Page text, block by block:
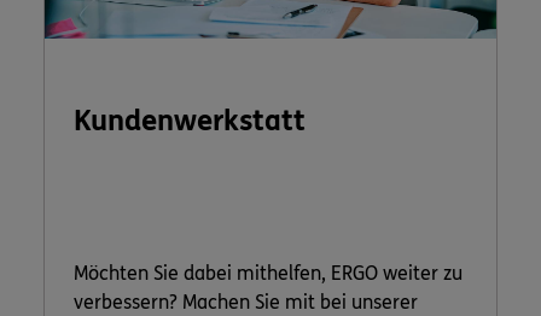
Kundenwerkstatt
Möchten Sie dabei mithelfen, ERGO weiter zu
verbessern? Machen Sie mit bei unserer